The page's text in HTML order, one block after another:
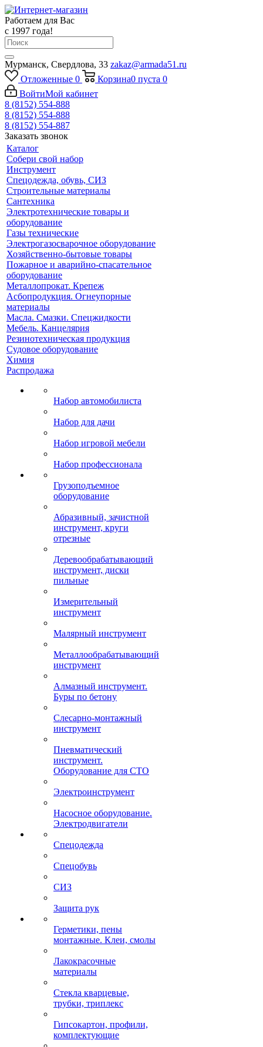
Работаем для Вас
с 1997 года!
Мурманск, Свердлова, 33 zakaz@armada51.ru
Отложенные 0 Корзина0 пуста 0
ВойтиМой кабинет
8 (8152) 554-888
8 (8152) 554-888
8 (8152) 554-887
Заказать звонок
Каталог
Собери свой набор
Инструмент
Спецодежда, обувь, СИЗ
Строительные материалы
Сантехника
Электротехнические товары и
оборудование
Газы технические
Электрогазосварочное оборудование
Хозяйственно-бытовые товары
Пожарное и аварийно-спасательное
оборудование
Металлопрокат. Крепеж
Асбопродукция. Огнеупорные
материалы
Масла. Смазки. Спецжидкости
Мебель. Канцелярия
Резинотехническая продукция
Судовое оборудование
Химия
Распродажа
Набор автомобилиста
Набор для дачи
Набор игровой мебели
Набор профессионала
Грузоподъемное
оборудование
Абразивный, зачистной
инструмент, круги
отрезные
Деревообрабатывающий
инструмент, диски
пильные
Измерительный
инструмент
Малярный инструмент
Металлообрабатывающий
инструмент
Алмазный инструмент.
Буры по бетону
Слесарно-монтажный
инструмент
Пневматический
инструмент.
Оборудование для СТО
Электроинструмент
Насосное оборудование.
Электродвигатели
Спецодежда
Спецобувь
СИЗ
Защита рук
Герметики, пены
монтажные. Клеи, смолы
Лакокрасочные
материалы
Стекла кварцевые,
трубки, триплекс
Гипсокартон, профили,
комплектующие